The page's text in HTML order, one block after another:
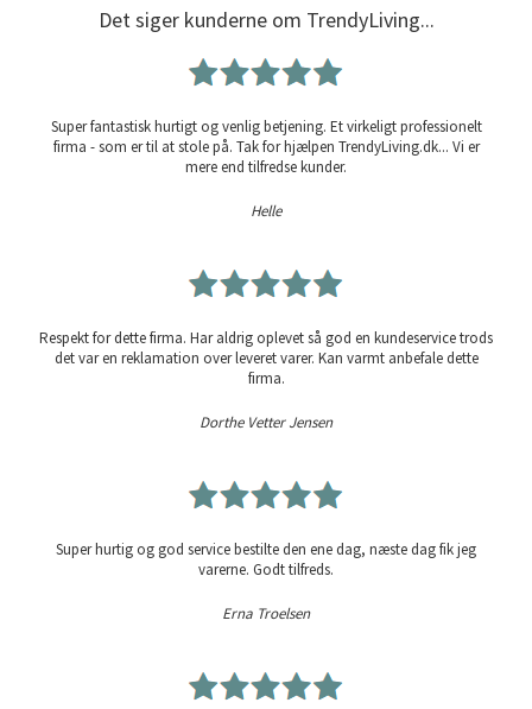
Det siger kunderne om TrendyLiving...
Super fantastisk hurtigt og venlig betjening. Et virkeligt professionelt
firma - som er til at stole på. Tak for hjælpen TrendyLiving.dk... Vi er
mere end tilfredse kunder.
Helle
Respekt for dette firma. Har aldrig oplevet så god en kundeservice trods
det var en reklamation over leveret varer. Kan varmt anbefale dette
firma.
Dorthe Vetter Jensen
Super hurtig og god service bestilte den ene dag, næste dag fik jeg
varerne. Godt tilfreds.
Erna Troelsen